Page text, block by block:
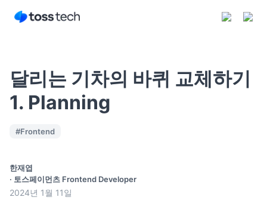
구독하기
달리는 기차의 바퀴 교체하기
1. Planning
#Frontend
한재엽
· 토스페이먼츠 Frontend Developer
2024년 1월 11일